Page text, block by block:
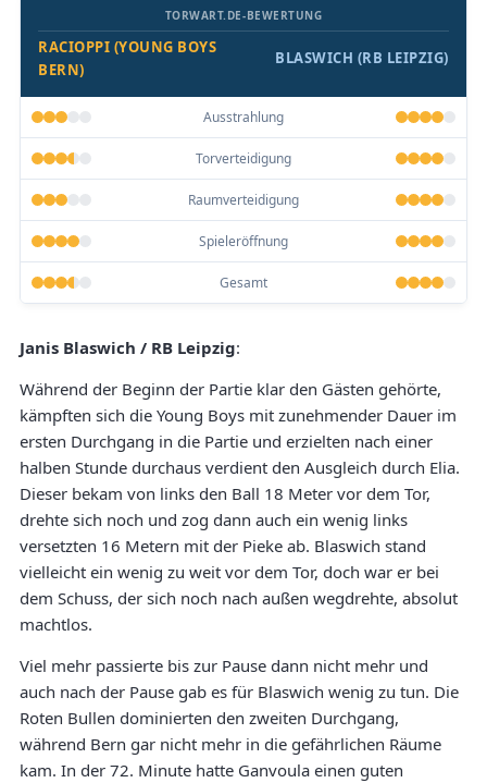
RACIOPPI (YOUNG BOYS
BERN)
TORWART.DE-BEWERTUNG
BLASWICH (RB LEIPZIG)
Ausstrahlung
Torverteidigung
Raumverteidigung
Spieleröffnung
Gesamt
Janis Blaswich / RB Leipzig:
Während der Beginn der Partie klar den Gästen gehörte,
kämpften sich die Young Boys mit zunehmender Dauer im
ersten Durchgang in die Partie und erzielten nach einer
halben Stunde durchaus verdient den Ausgleich durch Elia.
Dieser bekam von links den Ball 18 Meter vor dem Tor,
drehte sich noch und zog dann auch ein wenig links
versetzten 16 Metern mit der Pieke ab. Blaswich stand
vielleicht ein wenig zu weit vor dem Tor, doch war er bei
dem Schuss, der sich noch nach außen wegdrehte, absolut
machtlos.
Viel mehr passierte bis zur Pause dann nicht mehr und
auch nach der Pause gab es für Blaswich wenig zu tun. Die
Roten Bullen dominierten den zweiten Durchgang,
während Bern gar nicht mehr in die gefährlichen Räume
kam. In der 72. Minute hatte Ganvoula einen guten